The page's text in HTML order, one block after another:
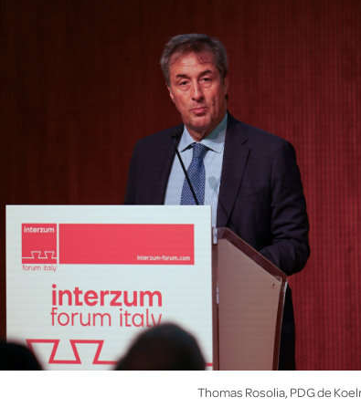
Thomas Rosolia, PDG de